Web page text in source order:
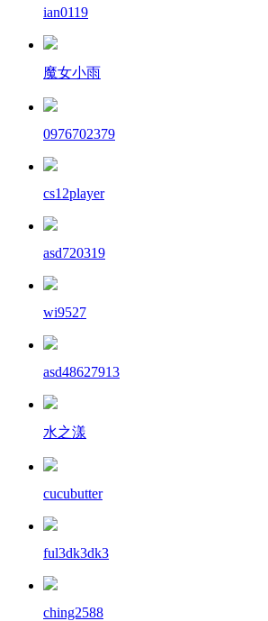
ian0119
魔女小雨
0976702379
cs12player
asd720319
wi9527
asd48627913
水之漾
cucubutter
ful3dk3dk3
ching2588